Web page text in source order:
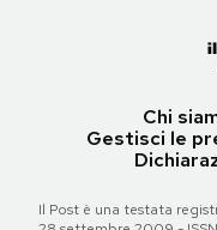
Chi
Gestisci le
Il Post è una testata